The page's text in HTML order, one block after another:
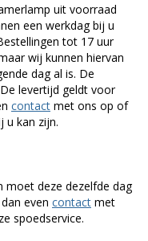
uit voorraad
een werkdag bij u
tot 17 uur
wij kunnen hiervan
dag al is. De
levertijd geldt voor
contact met ons op of
u kan zijn.
moet deze dezelfde dag
even contact met
spoedservice.